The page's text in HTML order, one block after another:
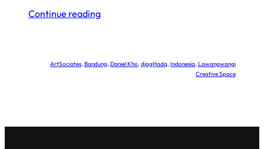
Continue reading
ArtSociates, Bandung, Daniel Kho, djagHadq, Indonesia, Lawangwangi
Creative Space